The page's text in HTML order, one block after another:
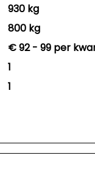
930 kg
800 kg
€ 92 - 99 per
1
1